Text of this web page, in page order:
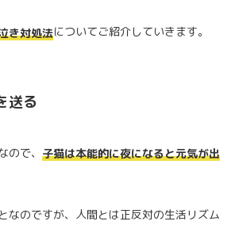
き対処法についてご紹介していきます。
送る
で、 子猫は本能的に夜になると元気が出
なのですが、人間とは正反対の生活リズム